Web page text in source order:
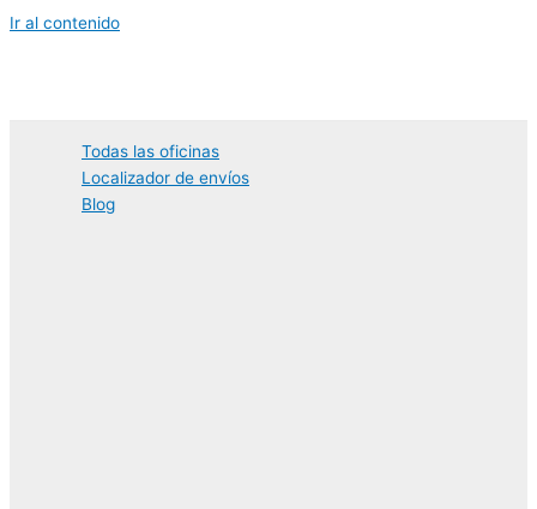
Ir al contenido
Todas las oficinas
Localizador de envíos
Blog